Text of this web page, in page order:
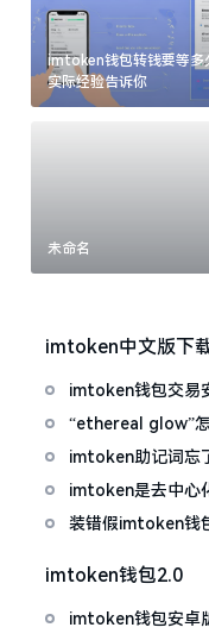
imtoken钱包转钱要等多
实际经验告诉你
未命名
imtoken中文版下
imtoken钱包交易
话
“ethereal glow”怎
的私房话
imtoken助记词忘
imtoken是去中心
装错假imtoken钱
imtoken钱包2.0
imtoken钱包安卓